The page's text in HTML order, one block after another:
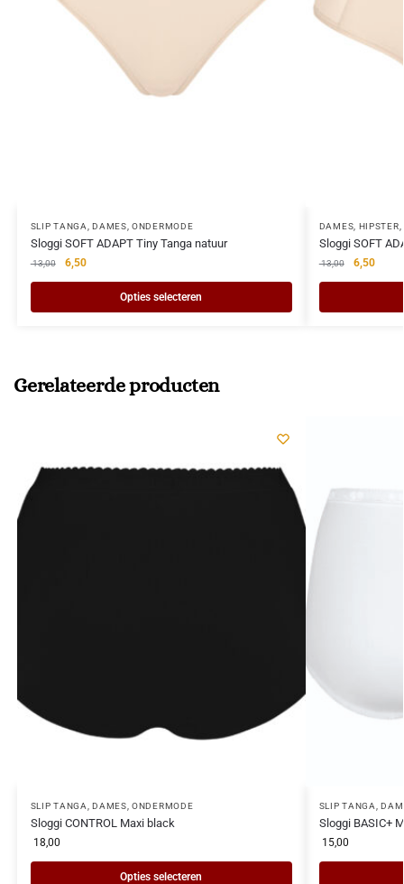
SLIP TANGA ,DAMES ,ONDERMODE
Sloggi SOFT ADAPT Tiny Tanga natuur
13,00 6,50
Opties selecteren
DAMES HIPSTER
Sloggi SOFT
13,00 6,50
Gerelateerde producten
SLIP TANGA ,DAMES ,ONDERMODE
Sloggi CONTROL Maxi black
18,00
Opties selecteren
SLIP TANGA ,
Sloggi BASIC+
15,00